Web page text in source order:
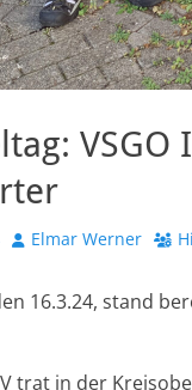
VSGO
AutorElmar Werner
16.3.24, stand
trat in der